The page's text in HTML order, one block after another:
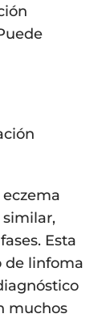
Esta
de linfoma
muchos